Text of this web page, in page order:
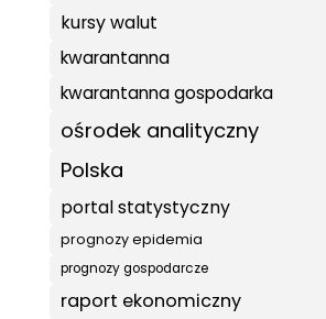
kursy walut
kwarantanna
kwarantanna gospodarka
ośrodek analityczny
Polska
portal statystyczny
prognozy epidemia
prognozy gospodarcze
raport ekonomiczny